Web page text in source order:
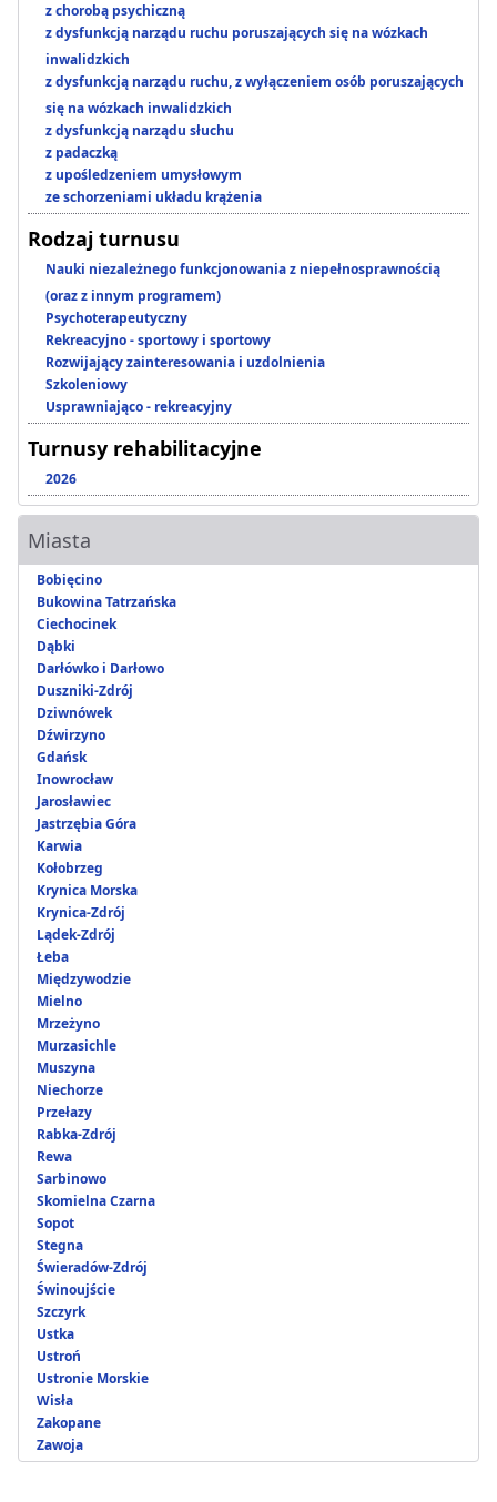
z chorobą psychiczną
z dysfunkcją narządu ruchu poruszających się na wózkach
inwalidzkich
z dysfunkcją narządu ruchu, z wyłączeniem osób poruszających
się na wózkach inwalidzkich
z dysfunkcją narządu słuchu
z padaczką
z upośledzeniem umysłowym
ze schorzeniami układu krążenia
Rodzaj turnusu
Nauki niezależnego funkcjonowania z niepełnosprawnością
(oraz z innym programem)
Psychoterapeutyczny
Rekreacyjno - sportowy i sportowy
Rozwijający zainteresowania i uzdolnienia
Szkoleniowy
Usprawniająco - rekreacyjny
Turnusy rehabilitacyjne
2026
Miasta
Bobięcino
Bukowina Tatrzańska
Ciechocinek
Dąbki
Darłówko i Darłowo
Duszniki-Zdrój
Dziwnówek
Dźwirzyno
Gdańsk
Inowrocław
Jarosławiec
Jastrzębia Góra
Karwia
Kołobrzeg
Krynica Morska
Krynica-Zdrój
Lądek-Zdrój
Łeba
Międzywodzie
Mielno
Mrzeżyno
Murzasichle
Muszyna
Niechorze
Przełazy
Rabka-Zdrój
Rewa
Sarbinowo
Skomielna Czarna
Sopot
Stegna
Świeradów-Zdrój
Świnoujście
Szczyrk
Ustka
Ustroń
Ustronie Morskie
Wisła
Zakopane
Zawoja